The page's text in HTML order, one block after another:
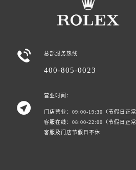
 总部服务热线
400-805-0023

营业时间：
门店营业：09:00-19:30（节假日正常
客服在线：08:00-22:00（节假日正常
客服及门店节假日不休